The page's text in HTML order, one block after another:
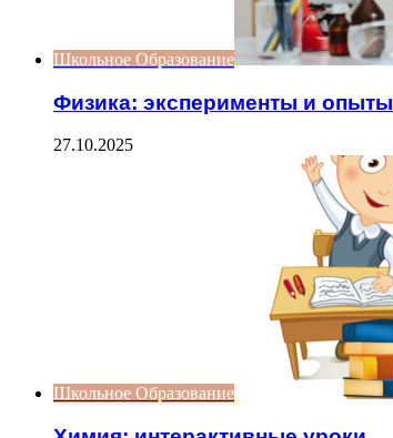
Школьное Образование
Физика: эксперименты и опыты
27.10.2025
Школьное Образование